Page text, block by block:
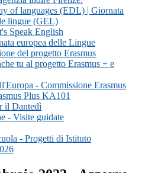
of languages (EDL) | Giornata
lingue (GEL)
Speak English
europea delle Lingue
del progetto Erasmus
tu al progetto Erasmus + e
- Commissione Erasmus
Plus KA101
il Dantedì
- Visite guidate
- Progetti di Istituto